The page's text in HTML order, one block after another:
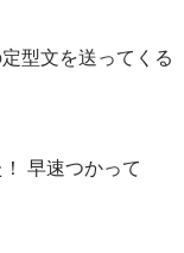
型文を送ってくる
早速つかって